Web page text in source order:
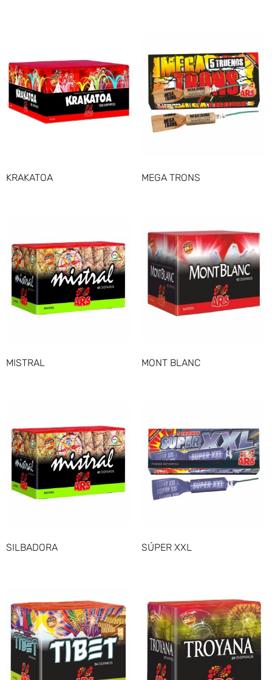
KRAKATOA MEGA TRONS
MISTRAL MONT BLANC
SILBADORA SÚPER XXL